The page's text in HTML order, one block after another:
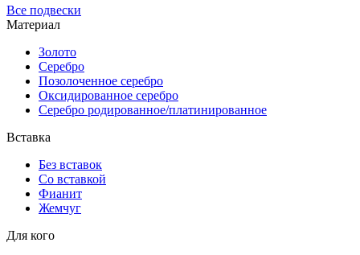
Все подвески
Материал
Золото
Серебро
Позолоченное серебро
Оксидированное серебро
Серебро родированное/платинированное
Вставка
Без вставок
Со вставкой
Фианит
Жемчуг
Для кого